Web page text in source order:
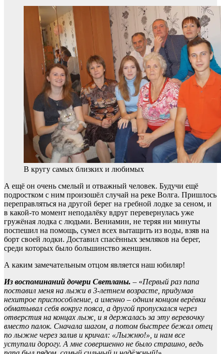
В кругу самых близких и любимых
А ещё он очень смелый и отважный человек. Будучи ещё
подростком с ним произошёл случай на реке Волга. Пришлось
переправляться на другой берег на гребной лодке за сеном, и
в какой-то момент неподалёку вдруг перевернулась уже
гружёная лодка с людьми. Вениамин, не теряя ни минуты
поспешил на помощь, сумел всех вытащить из воды, взяв на
борт своей лодки. Доставил спасённых земляков на берег,
среди которых было большинство женщин.
А каким замечательным отцом является наш юбиляр!
Из воспоминаний дочери Светланы. – «Первый раз папа
поставил меня на лыжи в 3-летнем возрасте, придумав
нехитрое приспособление, а именно – одним концом верёвки
обматывал себя вокруг пояса, а другой пропускался через
отверстия на концах лыж, и я держалась за эту веревочку
вместо палок. Сначала шагом, а потом быстрее бежал отец
по лыжне через залив и кричал: «Лыжню!», и нам все
уступали дорогу. А мне совершенно не было страшно, ведь